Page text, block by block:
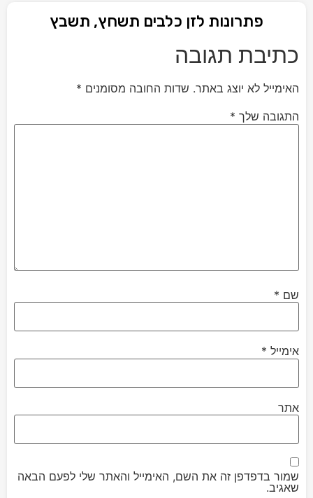
פתרונות לזן כלבים תשחץ, תשבץ
כתיבת תגובה
האימייל לא יוצג באתר. שדות החובה מסומנים *
התגובה שלך *
שם *
אימייל *
אתר
שמור בדפדפן זה את השם, האימייל והאתר שלי לפעם הבאה
שאגיב.